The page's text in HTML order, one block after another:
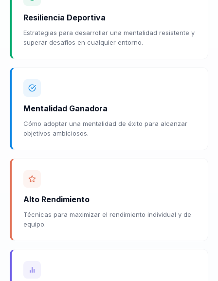
Resiliencia Deportiva
Estrategias para desarrollar una mentalidad resistente y
superar desafíos en cualquier entorno.
Mentalidad Ganadora
Cómo adoptar una mentalidad de éxito para alcanzar
objetivos ambiciosos.
Alto Rendimiento
Técnicas para maximizar el rendimiento individual y de
equipo.